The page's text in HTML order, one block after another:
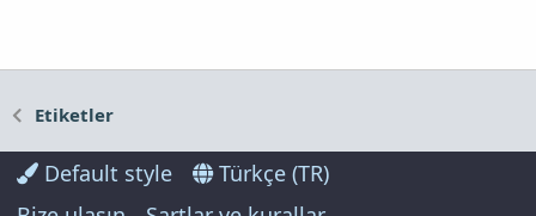
Etiketler
Default style
Türkçe (TR)